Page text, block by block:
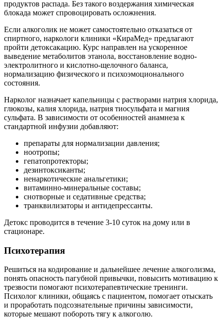
продуктов распада. Без такого воздержания химическая
блокада может спровоцировать осложнения.
Если алкоголик не может самостоятельно отказаться от
спиртного, наркологи клиники «КираМед» предлагают
пройти детоксакацию. Курс направлен на ускоренное
выведение метаболитов этанола, восстановление водно-
электролитного и кислотно-щелочного баланса,
нормализацию физического и психоэмоционального
состояния.
Нарколог назначает капельницы с растворами натрия хлорида,
глюкозы, калия хлорида, натрия тиосульфата и магния
сульфата. В зависимости от особенностей анамнеза к
стандартной инфузии добавляют:
препараты для нормализации давления;
ноотропы;
гепатопротекторы;
дезинтоксиканты;
ненаркотические анальгетики;
витаминно-минеральные составы;
снотворные и седативные средства;
транквилизаторы и антидепрессанты.
Детокс проводится в течение 3-10 суток на дому или в
стационаре.
Психотерапия
Решиться на кодирование и дальнейшее лечение алкоголизма,
понять опасность пагубной привычки, повысить мотивацию к
трезвости помогают психотерапевтические тренинги.
Психолог клиники, общаясь с пациентом, помогает отыскать
и проработать подсознательные причины зависимости,
которые мешают побороть тягу к алкоголю.